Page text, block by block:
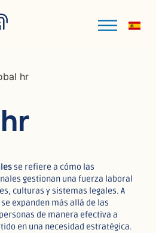
hr
se refiere a cómo las
gestionan una fuerza laboral
culturas y sistemas legales. A
expanden más allá de las
de manera efectiva a
en una necesidad estratégica.